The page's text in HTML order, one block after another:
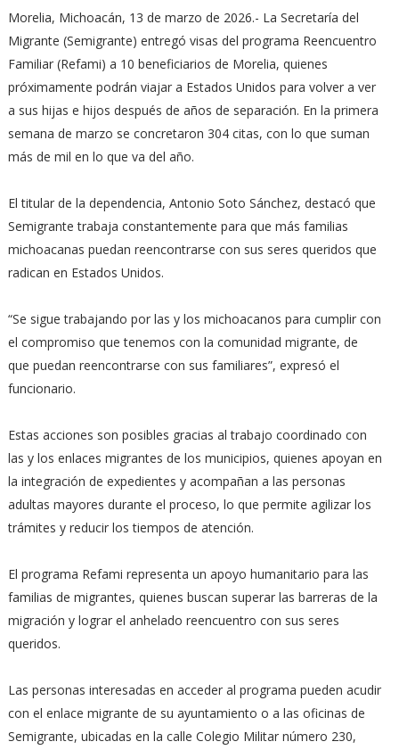
Morelia, Michoacán, 13 de marzo de 2026.- La Secretaría del
Migrante (Semigrante) entregó visas del programa Reencuentro
Familiar (Refami) a 10 beneficiarios de Morelia, quienes
próximamente podrán viajar a Estados Unidos para volver a ver
a sus hijas e hijos después de años de separación. En la primera
semana de marzo se concretaron 304 citas, con lo que suman
más de mil en lo que va del año.
El titular de la dependencia, Antonio Soto Sánchez, destacó que
Semigrante trabaja constantemente para que más familias
michoacanas puedan reencontrarse con sus seres queridos que
radican en Estados Unidos.
“Se sigue trabajando por las y los michoacanos para cumplir con
el compromiso que tenemos con la comunidad migrante, de
que puedan reencontrarse con sus familiares”, expresó el
funcionario.
Estas acciones son posibles gracias al trabajo coordinado con
las y los enlaces migrantes de los municipios, quienes apoyan en
la integración de expedientes y acompañan a las personas
adultas mayores durante el proceso, lo que permite agilizar los
trámites y reducir los tiempos de atención.
El programa Refami representa un apoyo humanitario para las
familias de migrantes, quienes buscan superar las barreras de la
migración y lograr el anhelado reencuentro con sus seres
queridos.
Las personas interesadas en acceder al programa pueden acudir
con el enlace migrante de su ayuntamiento o a las oficinas de
Semigrante, ubicadas en la calle Colegio Militar número 230,